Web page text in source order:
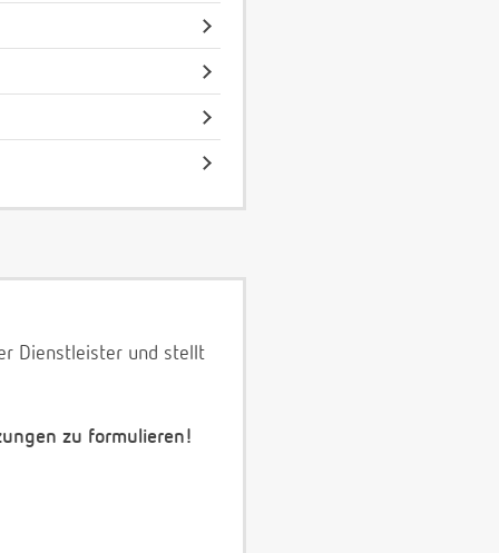
Dienstleister und stellt
zu formulieren!